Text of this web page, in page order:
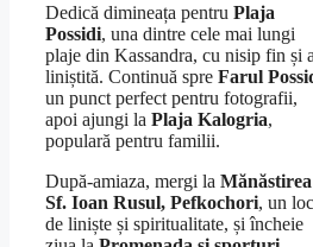
Dedică dimineața pentru Plaja
Possidi, una dintre cele mai lungi
plaje din Kassandra, cu nisip fin și
liniștită. Continuă spre Farul
un punct perfect pentru fotografii,
apoi ajungi la Plaja Kalogria,
populară pentru familii.
După-amiaza, mergi la Mănăstirea
Sf. Ioan Rusul, Pefkochori, un loc
de liniște și spiritualitate, și încheie